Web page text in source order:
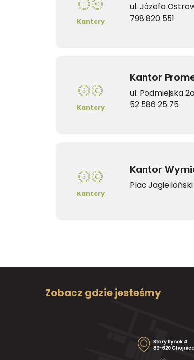
Kantory
ul. Józefa
798 820 551
Kantory
Kantor
ul. Podmiejska
52 586 25 75
Kantory
Kantor
Plac
Zobacz gdzie jesteśmy